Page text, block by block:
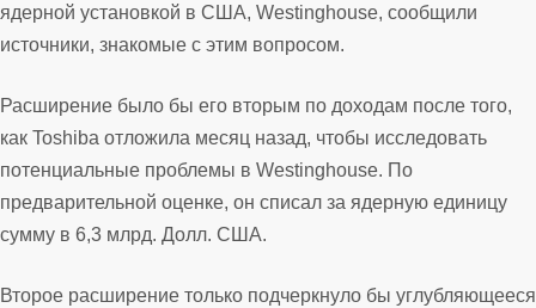
ядерной установкой в США, Westinghouse, сообщили
источники, знакомые с этим вопросом.
Расширение было бы его вторым по доходам после того,
как Toshiba отложила месяц назад, чтобы исследовать
потенциальные проблемы в Westinghouse. По
предварительной оценке, он списал за ядерную единицу
сумму в 6,3 млрд. Долл. США.
Второе расширение только подчеркнуло бы углубляющееся